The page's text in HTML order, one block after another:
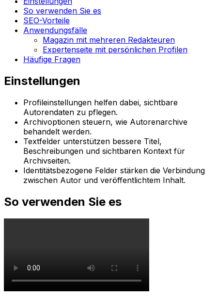
So verwenden Sie es
SEO-Vorteile
Anwendungsfälle
Magazin mit mehreren Redakteuren
Expertenseite mit persönlichen Profilen
Häufige Fragen
Einstellungen
Profileinstellungen helfen dabei, sichtbare
Autorendaten zu pflegen.
Archivoptionen steuern, wie Autorenarchive
behandelt werden.
Textfelder unterstützen bessere Titel,
Beschreibungen und sichtbaren Kontext für
Archivseiten.
Identitätsbezogene Felder stärken die Verbindung
zwischen Autor und veröffentlichtem Inhalt.
So verwenden Sie es